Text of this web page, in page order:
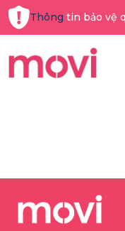
Thông tin bảo vệ